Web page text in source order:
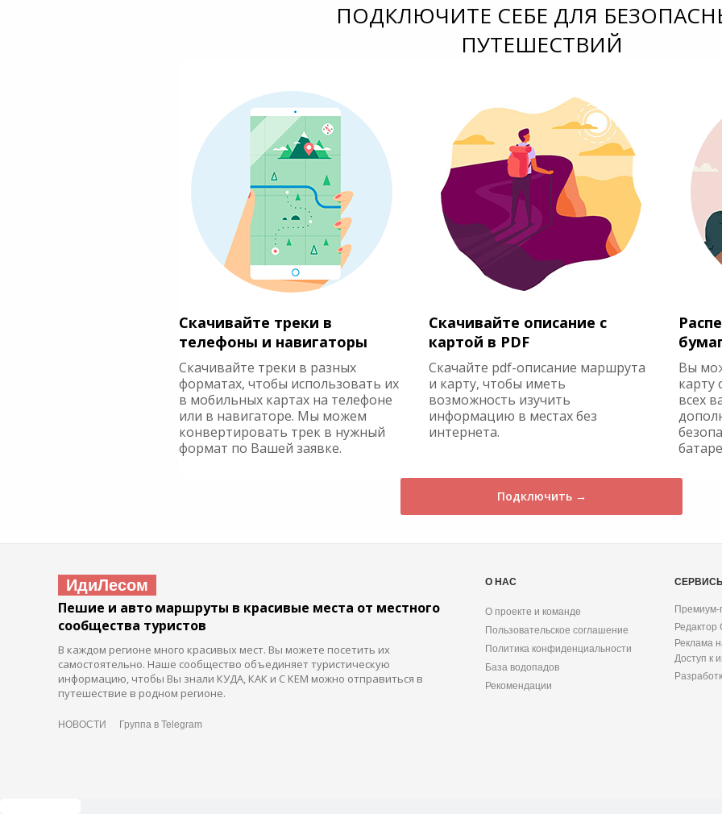
ПОДКЛЮЧИТЕ СЕБЕ ДЛЯ
ПУТЕШЕСТВИЙ
Скачивайте треки в
телефоны и навигаторы
Скачивайте треки в разных
форматах, чтобы использовать их
в мобильных картах на телефоне
или в навигаторе. Мы можем
конвертировать трек в нужный
формат по Вашей заявке.
Скачивайте описание с
картой в PDF
Скачайте pdf-описание маршрута
и карту, чтобы иметь
возможность изучить
информацию в местах без
интернета.
Вы
карту
всех
Подключить →
ИдиЛесом
Пешие и авто маршруты в красивые места от местного
сообщества туристов
В каждом регионе много красивых мест. Вы можете посетить их
самостоятельно. Наше сообщество объединяет туристическую
информацию, чтобы Вы знали КУДА, КАК и С КЕМ можно отправиться в
путешествие в родном регионе.
НОВОСТИ Группа в Telegram
О НАС
О проекте и команде
Пользовательское соглашение
Политика конфиденциальности
База водопадов
Рекомендации
Премиум-
Редактор
Реклама
Доступ к